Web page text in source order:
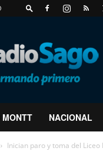
MONTT NACIONAL
Inician paro y toma del